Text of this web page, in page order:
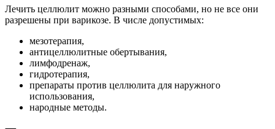
Лечить целлюлит можно разными способами, но не все они
разрешены при варикозе. В числе допустимых:
мезотерапия,
антицеллюлитные обертывания,
лимфодренаж,
гидротерапия,
препараты против целлюлита для наружного
использования,
народные методы.